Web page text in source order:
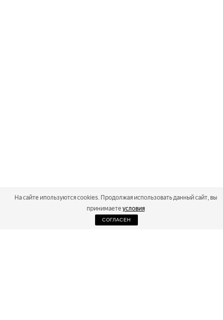
На сайте ипользуются cookies. Продолжая использовать данный сайт, вы
принимаете условия
СОГЛАСЕН